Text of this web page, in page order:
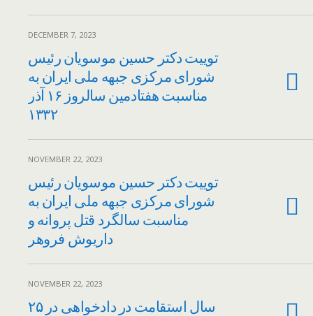
DECEMBER 7, 2023
توییت دکتر حسین موسویان رئیس
شورای مرکزی جبهه ملی ایران به
مناسبت هفتادمین سالروز ۱۶ آذر
۱۳۳۲
NOVEMBER 22, 2023
توییت دکتر حسین موسویان رئیس
شورای مرکزی جبهه ملی ایران به
مناسبت سالگرد قتل پروانه و
داریوش فروهر
NOVEMBER 22, 2023
۲۵ سال استقامت در دادخواهی در